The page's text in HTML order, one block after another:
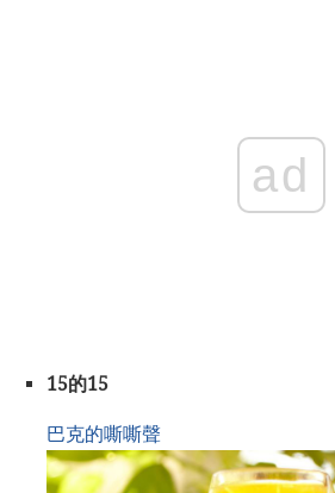
ad
15的15
巴克的嘶嘶聲